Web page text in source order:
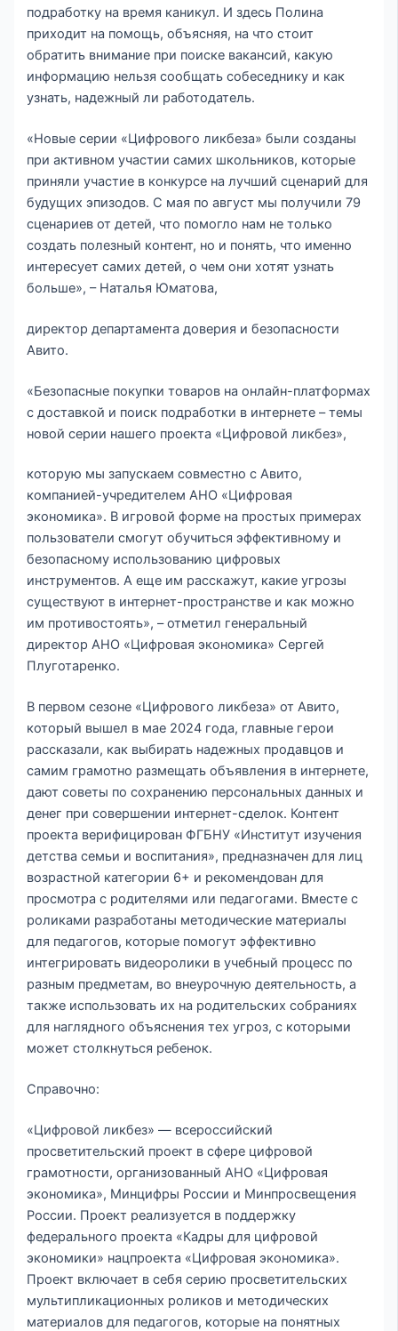
подработку на время каникул. И здесь Полина
приходит на помощь, объясняя, на что стоит
обратить внимание при поиске вакансий, какую
информацию нельзя сообщать собеседнику и как
узнать, надежный ли работодатель.
«Новые серии «Цифрового ликбеза» были созданы
при активном участии самих школьников, которые
приняли участие в конкурсе на лучший сценарий для
будущих эпизодов. С мая по август мы получили 79
сценариев от детей, что помогло нам не только
создать полезный контент, но и понять, что именно
интересует самих детей, о чем они хотят узнать
больше», – Наталья Юматова,
директор департамента доверия и безопасности
Авито.
«Безопасные покупки товаров на онлайн-платформах
с доставкой и поиск подработки в интернете – темы
новой серии нашего проекта «Цифровой ликбез»,
которую мы запускаем совместно с Авито,
компанией-учредителем АНО «Цифровая
экономика». В игровой форме на простых примерах
пользователи смогут обучиться эффективному и
безопасному использованию цифровых
инструментов. А еще им расскажут, какие угрозы
существуют в интернет-пространстве и как можно
им противостоять», – отметил генеральный
директор АНО «Цифровая экономика» Сергей
Плуготаренко.
В первом сезоне «Цифрового ликбеза» от Авито,
который вышел в мае 2024 года, главные герои
рассказали, как выбирать надежных продавцов и
самим грамотно размещать объявления в интернете,
дают советы по сохранению персональных данных и
денег при совершении интернет-сделок. Контент
проекта верифицирован ФГБНУ «Институт изучения
детства семьи и воспитания», предназначен для лиц
возрастной категории 6+ и рекомендован для
просмотра с родителями или педагогами. Вместе с
роликами разработаны методические материалы
для педагогов, которые помогут эффективно
интегрировать видеоролики в учебный процесс по
разным предметам, во внеурочную деятельность, а
также использовать их на родительских собраниях
для наглядного объяснения тех угроз, с которыми
может столкнуться ребенок.
Справочно:
«Цифровой ликбез» — всероссийский
просветительский проект в сфере цифровой
грамотности, организованный АНО «Цифровая
экономика», Минцифры России и Минпросвещения
России. Проект реализуется в поддержку
федерального проекта «Кадры для цифровой
экономики» нацпроекта «Цифровая экономика».
Проект включает в себя серию просветительских
мультипликационных роликов и методических
материалов для педагогов, которые на понятных